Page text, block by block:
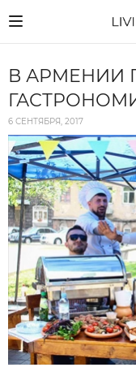
В АРМЕНИИ
6 СЕНТЯБРЯ, 2017